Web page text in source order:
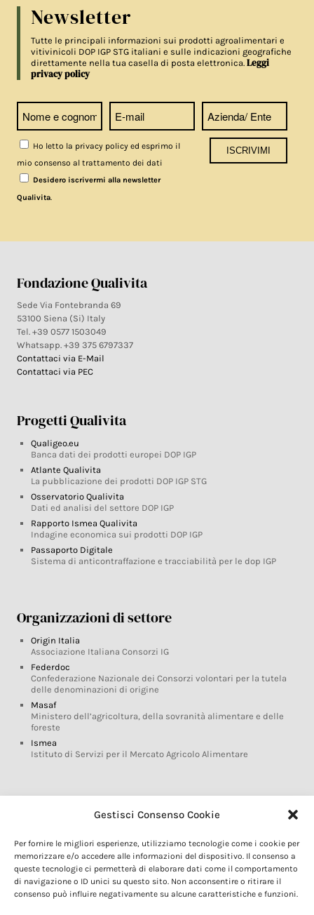
Gestisci Consenso Cookie
Per fornire le migliori esperienze, utilizziamo tecnologie come i cookie per
memorizzare e/o accedere alle informazioni del dispositivo. Il consenso a
queste tecnologie ci permetterà di elaborare dati come il comportamento
di navigazione o ID unici su questo sito. Non acconsentire o ritirare il
consenso può influire negativamente su alcune caratteristiche e funzioni.
Newsletter
Tutte le principali informazioni sui prodotti agroalimentari e
vitivinicoli DOP IGP STG italiani e sulle indicazioni geografiche
direttamente nella tua casella di posta elettronica.Leggi
privacy policy
Ho letto la privacy policy ed esprimo il
mio consenso al trattamento dei dati
Desidero iscrivermi alla newsletter
Qualivita.
Fondazione Qualivita
Sede Via Fontebranda 69
53100 Siena (Si) Italy
Tel. +39 0577 1503049
Whatsapp. +39 375 6797337
Contattaci via E-Mail
Contattaci via PEC
Progetti Qualivita
Qualigeo.eu
Banca dati dei prodotti europei DOP IGP
Atlante Qualivita
La pubblicazione dei prodotti DOP IGP STG
Osservatorio Qualivita
Dati ed analisi del settore DOP IGP
Rapporto Ismea Qualivita
Indagine economica sui prodotti DOP IGP
Passaporto Digitale
Sistema di anticontraffazione e tracciabilità per le dop IGP
Organizzazioni di settore
Origin Italia
Associazione Italiana Consorzi IG
Federdoc
Confederazione Nazionale dei Consorzi volontari per la tutela
delle denominazioni di origine
Masaf
Ministero dell’agricoltura, della sovranità alimentare e delle
foreste
Ismea
Istituto di Servizi per il Mercato Agricolo Alimentare
Glossario DOP IGP
Marchi DOP IGP
Normativa prodotti DOP IGP
Consorzi di Tutela
Farm To Fork e prodotti DOP IGP